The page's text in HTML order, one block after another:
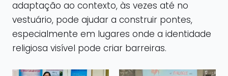
adaptação ao contexto, às vezes até no
vestuário, pode ajudar a construir pontes,
especialmente em lugares onde a identidade
religiosa visível pode criar barreiras.